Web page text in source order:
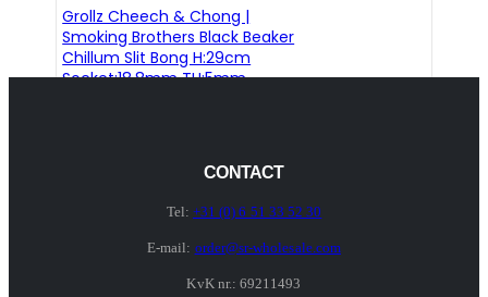
Grollz Cheech & Chong |
Smoking Brothers Black Beaker
Chillum Slit Bong H:29cm
Socket:18.8mm TH:5mm
CONTACT
Tel: +31 (0) 6 51 33 52 30
E-mail: order@sr-wholesale.com
KvK nr.: 69211493